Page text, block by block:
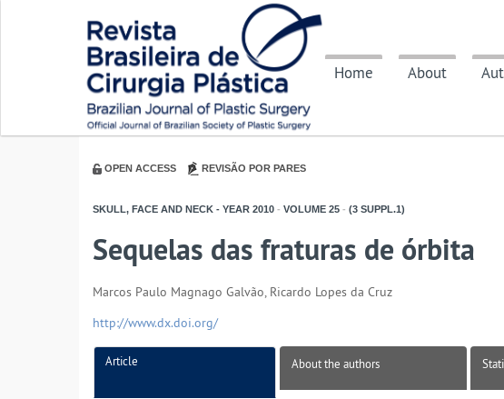
Home About
OPEN ACCESS REVISÃO POR PARES
SKULL, FACE AND NECK - YEAR 2010 - VOLUME 25 - (3 SUPPL.1)
Sequelas das fraturas de órbita
Marcos Paulo Magnago Galvão, Ricardo Lopes da Cruz
http://www.dx.doi.org/
Article About the authors